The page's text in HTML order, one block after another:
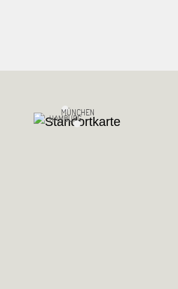
HAMBURG
MÜNCHEN